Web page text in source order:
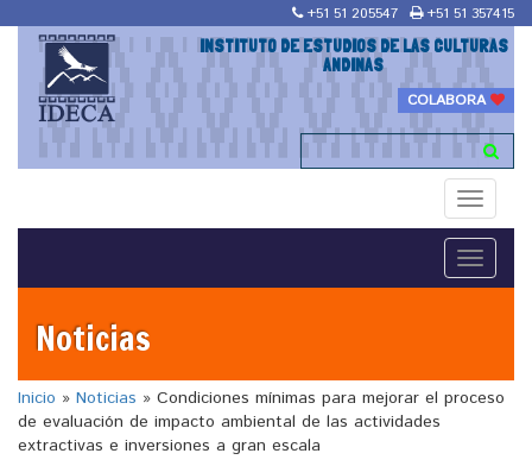
+51 51 205547 +51 51 357415
INSTITUTO DE ESTUDIOS DE LAS CULTURAS
ANDINAS
COLABORA
Toggle
Toggle
Noticias
Inicio » Noticias » Condiciones mínimas para mejorar el proceso
de evaluación de impacto ambiental de las actividades
extractivas e inversiones a gran escala